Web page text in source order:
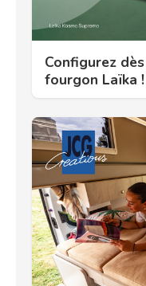
Configurez
fourgon Laïka !